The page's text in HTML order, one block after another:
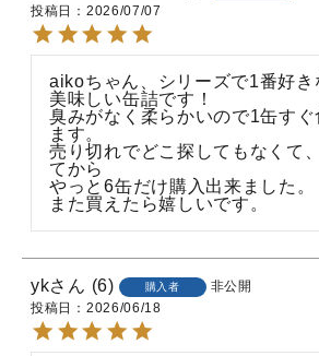
投稿日
2026/07/07
aikoちゃん、シリーズで1番好き
美味しい缶詰です！
臭みがなく柔らかいので1缶す
ます。
売り切れでどこ探してもなくて
てから
やっと6缶だけ購入出来ました。
yk 6 購入者
非公開
投稿日
2026/06/18